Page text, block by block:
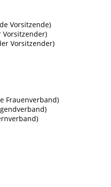
Vorsitzende)
Vorsitzender)
Vorsitzender)
Frauenverband)